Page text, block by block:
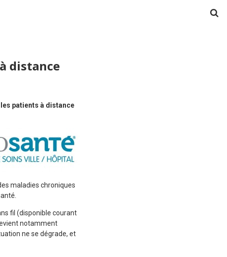
distance
patients à distance
maladies chroniques
fil (disponible courant
notamment
ne se dégrade, et